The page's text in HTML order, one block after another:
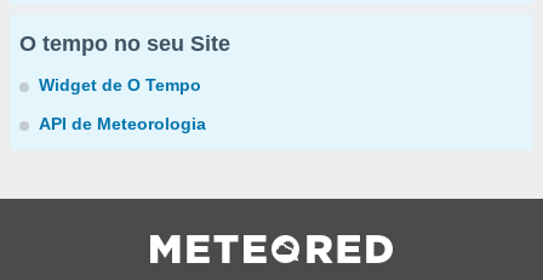
O tempo no seu Site
Widget de O Tempo
API de Meteorologia